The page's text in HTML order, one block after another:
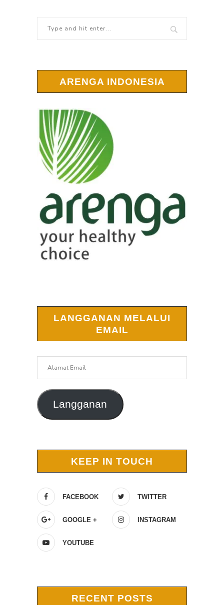
ARENGA INDONESIA
LANGGANAN MELALUI
EMAIL
Langganan
KEEP IN TOUCH
FACEBOOK TWITTER
GOOGLE + INSTAGRAM
YOUTUBE
RECENT POSTS